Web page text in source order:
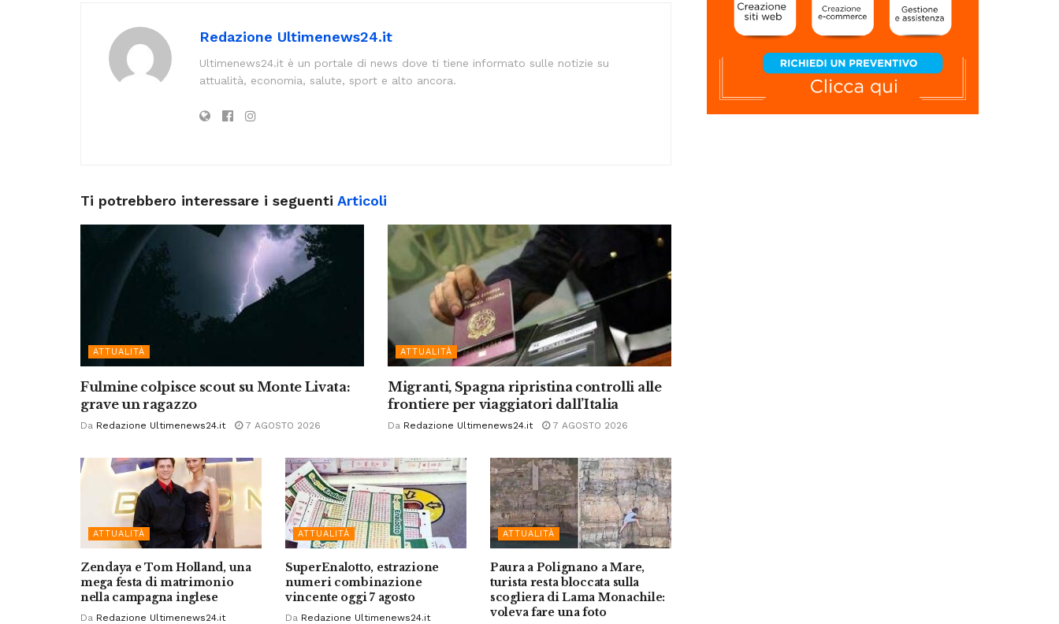
Redazione Ultimenews24.it
Ultimenews24.it è un portale di news dove ti tiene informato sulle notizie su
attualità, economia, salute, sport e alto ancora.
Ti potrebbero interessare i seguenti Articoli
ATTUALITÀ
Fulmine colpisce scout su Monte Livata:
grave un ragazzo
Da Redazione Ultimenews24.it 7 AGOSTO 2026
ATTUALITÀ
Migranti, Spagna ripristina controlli alle
frontiere per viaggiatori dall’Italia
Da Redazione Ultimenews24.it 7 AGOSTO 2026
ATTUALITÀ
Zendaya e Tom Holland, una
mega festa di matrimonio
nella campagna inglese
Da Redazione Ultimenews24.it
ATTUALITÀ
SuperEnalotto, estrazione
numeri combinazione
vincente oggi 7 agosto
Da Redazione Ultimenews24.it
ATTUALITÀ
Paura a Polignano a Mare,
turista resta bloccata sulla
scogliera di Lama Monachile:
voleva fare una foto